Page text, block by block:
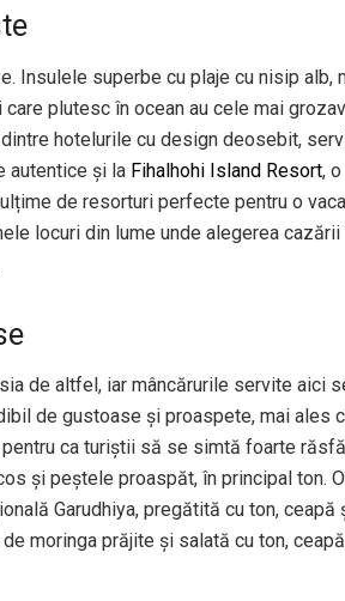
Insulele superbe cu plaje cu nisip alb,
plutesc în ocean au cele mai
hotelurile cu design deosebit,
autentice și la Fihalhohi Island Resort,
de resorturi perfecte pentru o
locuri din lume unde alegerea
de altfel, iar mâncărurile servite aici
de gustoase și proaspete, mai ales
ca turiștii să se simtă foarte
și peștele proaspăt, în principal ton.
Garudhiya, pregătită cu ton, ceapă
moringa prăjite și salată cu ton,